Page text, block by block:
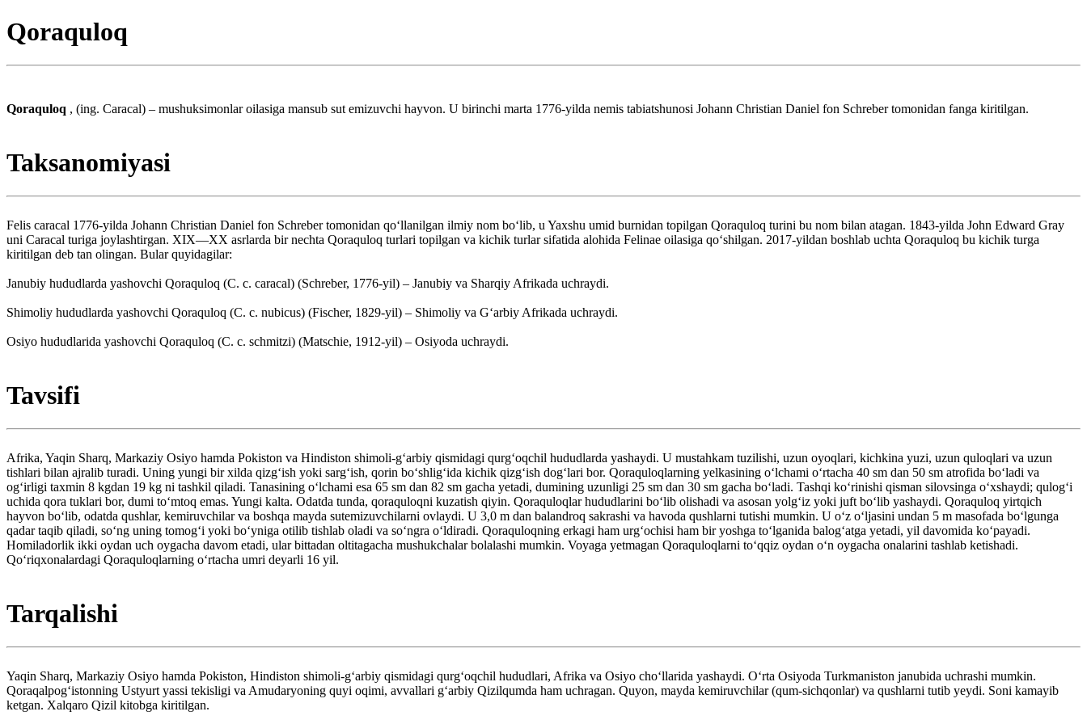
Qoraquloq
Qoraquloq , (ing. Caracal) – mushuksimonlar oilasiga mansub sut emizuvchi hayvon. U birinchi marta 1776-yilda nemis tabiatshunosi Johann Christian Daniel fon Schreber tomonidan fanga kiritilgan.
Taksanomiyasi
Felis caracal 1776-yilda Johann Christian Daniel fon Schreber tomonidan qoʻllanilgan ilmiy nom boʻlib, u Yaxshu umid burnidan topilgan Qoraquloq turini bu nom bilan atagan. 1843-yilda John Edward Gray
uni Caracal turiga joylashtirgan. XIX—XX asrlarda bir nechta Qoraquloq turlari topilgan va kichik turlar sifatida alohida Felinae oilasiga qoʻshilgan. 2017-yildan boshlab uchta Qoraquloq bu kichik turga
kiritilgan deb tan olingan. Bular quyidagilar:
Janubiy hududlarda yashovchi Qoraquloq (C. c. caracal) (Schreber, 1776-yil) – Janubiy va Sharqiy Afrikada uchraydi.
Shimoliy hududlarda yashovchi Qoraquloq (C. c. nubicus) (Fischer, 1829-yil) – Shimoliy va Gʻarbiy Afrikada uchraydi.
Osiyo hududlarida yashovchi Qoraquloq (C. c. schmitzi) (Matschie, 1912-yil) – Osiyoda uchraydi.
Tavsifi
Afrika, Yaqin Sharq, Markaziy Osiyo hamda Pokiston va Hindiston shimoli-gʻarbiy qismidagi qurgʻoqchil hududlarda yashaydi. U mustahkam tuzilishi, uzun oyoqlari, kichkina yuzi, uzun quloqlari va uzun
tishlari bilan ajralib turadi. Uning yungi bir xilda qizgʻish yoki sargʻish, qorin boʻshligʻida kichik qizgʻish dogʻlari bor. Qoraquloqlarning yelkasining oʻlchami oʻrtacha 40 sm dan 50 sm atrofida boʻladi va
ogʻirligi taxmin 8 kgdan 19 kg ni tashkil qiladi. Tanasining oʻlchami esa 65 sm dan 82 sm gacha yetadi, dumining uzunligi 25 sm dan 30 sm gacha boʻladi. Tashqi koʻrinishi qisman silovsinga oʻxshaydi; qulogʻi
uchida qora tuklari bor, dumi toʻmtoq emas. Yungi kalta. Odatda tunda, qoraquloqni kuzatish qiyin. Qoraquloqlar hududlarini boʻlib olishadi va asosan yolgʻiz yoki juft boʻlib yashaydi. Qoraquloq yirtqich
hayvon boʻlib, odatda qushlar, kemiruvchilar va boshqa mayda sutemizuvchilarni ovlaydi. U 3,0 m dan balandroq sakrashi va havoda qushlarni tutishi mumkin. U oʻz oʻljasini undan 5 m masofada boʻlgunga
qadar taqib qiladi, soʻng uning tomogʻi yoki boʻyniga otilib tishlab oladi va soʻngra oʻldiradi. Qoraquloqning erkagi ham urgʻochisi ham bir yoshga toʻlganida balogʻatga yetadi, yil davomida koʻpayadi.
Homiladorlik ikki oydan uch oygacha davom etadi, ular bittadan oltitagacha mushukchalar bolalashi mumkin. Voyaga yetmagan Qoraquloqlarni toʻqqiz oydan oʻn oygacha onalarini tashlab ketishadi.
Qoʻriqxonalardagi Qoraquloqlarning oʻrtacha umri deyarli 16 yil.
Tarqalishi
Yaqin Sharq, Markaziy Osiyo hamda Pokiston, Hindiston shimoli-gʻarbiy qismidagi qurgʻoqchil hududlari, Afrika va Osiyo choʻllarida yashaydi. Oʻrta Osiyoda Turkmaniston janubida uchrashi mumkin.
Qoraqalpogʻistonning Ustyurt yassi tekisligi va Amudaryoning quyi oqimi, avvallari gʻarbiy Qizilqumda ham uchragan. Quyon, mayda kemiruvchilar (qum-sichqonlar) va qushlarni tutib yeydi. Soni kamayib
ketgan. Xalqaro Qizil kitobga kiritilgan.